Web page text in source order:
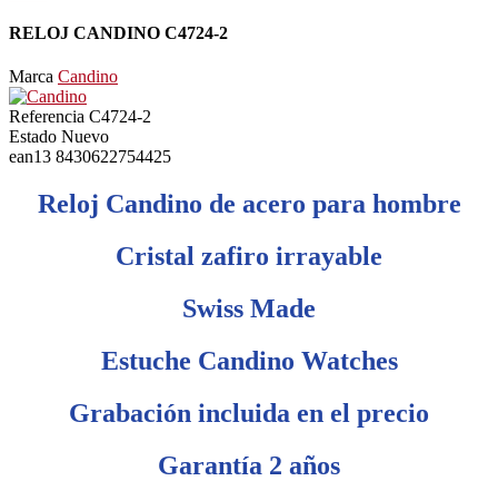
RELOJ CANDINO C4724-2
Marca Candino
Referencia C4724-2
Estado Nuevo
ean13 8430622754425
Reloj Candino de acero para hombre
Cristal zafiro irrayable
Swiss Made
Estuche Candino Watches
Grabación incluida en el precio
Garantía 2 años